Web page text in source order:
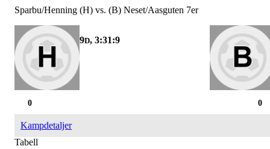
Sparbu/Henning (H) vs. (B) Neset/Aasguten 7er
9D, 3:31:9
0
0
Kampdetaljer
Tabell